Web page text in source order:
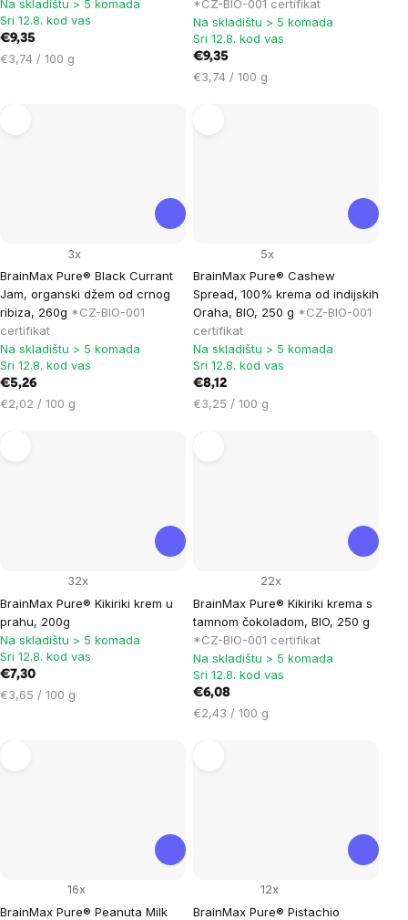
Na skladištu > 5 komada
Sri 12.8. kod vas
€9,35
Cijena
€3,74 / 100 g
*CZ-BIO-001 certifikat
Na skladištu > 5 komada
Sri 12.8. kod vas
€9,35
Cijena
€3,74 / 100 g
BrainMax Pure® Black Currant
Jam, organski džem od crnog
ribiza, 260g *CZ-BIO-001
certifikat
3x
Na skladištu > 5 komada
Sri 12.8. kod vas
€5,26
Cijena
€2,02 / 100 g
BrainMax Pure® Cashew
Spread, 100% krema od indijskih
Oraha, BIO, 250 g *CZ-BIO-001
certifikat
5x
Na skladištu > 5 komada
Sri 12.8. kod vas
€8,12
Cijena
€3,25 / 100 g
BrainMax Pure® Kikiriki krem u
prahu, 200g
32x
Na skladištu > 5 komada
Sri 12.8. kod vas
€7,30
Cijena
€3,65 / 100 g
BrainMax Pure® Kikiriki krema s
tamnom čokoladom, BIO, 250 g
*CZ-BIO-001 certifikat
22x
Na skladištu > 5 komada
Sri 12.8. kod vas
€6,08
Cijena
€2,43 / 100 g
BrainMax Pure® Peanuta Milk
16x
BrainMax Pure® Pistachio
12x